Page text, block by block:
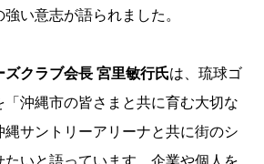
い意志が語られました。
クラブ会長 宮里敏行氏は、琉球ゴ
「沖縄市の皆さまと共に育む大切な
サントリーアリーナと共に街のシ
たいと語っています。企業や個人を